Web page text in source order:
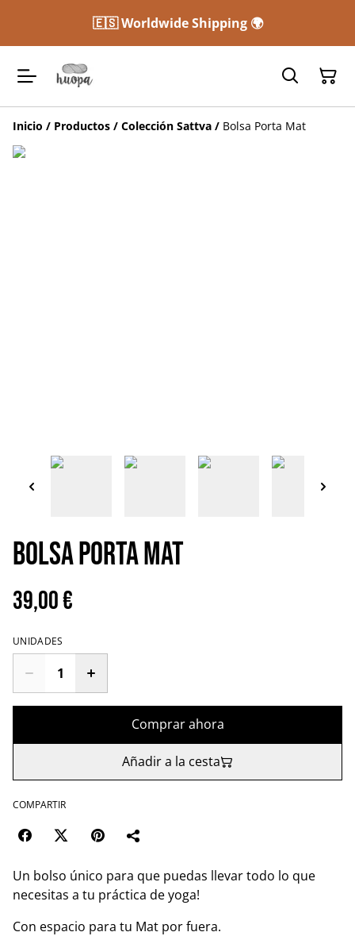
🇪🇸 Worldwide Shipping 🌍
Inicio / Productos / Colección Sattva / Bolsa Porta Mat
Bolsa Porta Mat
39,00 €
UNIDADES
Comprar ahora
Añadir a la cesta
COMPARTIR
Un bolso único para que puedas llevar todo lo que
necesitas a tu práctica de yoga!
Con espacio para tu Mat por fuera.